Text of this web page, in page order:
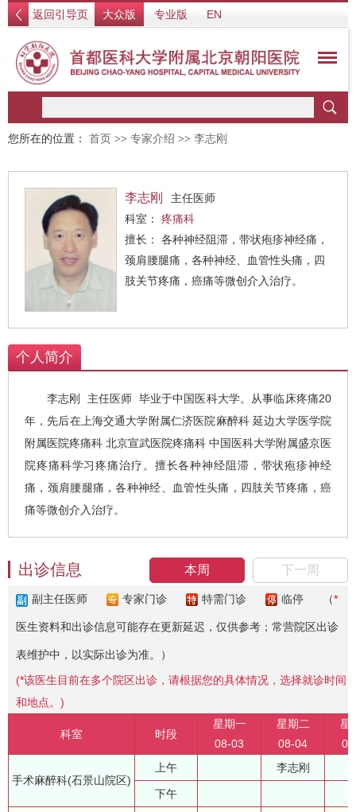
返回引导页 大众版 专业版 EN
您所在的位置： 首页 >> 专家介绍 >> 李志刚
李志刚
主任医师
科室： 疼痛科
擅长： 各种神经阻滞，带状疱疹神经痛，
颈肩腰腿痛，各种神经、血管性头痛，四
肢关节疼痛，癌痛等微创介入治疗。
个人简介
李志刚 主任医师 毕业于中国医科大学。从事临床疼痛20
年，先后在上海交通大学附属仁济医院麻醉科 延边大学医学院
附属医院疼痛科 北京宣武医院疼痛科 中国医科大学附属盛京医
院疼痛科学习疼痛治疗。擅长各种神经阻滞，带状疱疹神经
痛，颈肩腰腿痛，各种神经、血管性头痛，四肢关节疼痛，癌
痛等微创介入治疗。
本周 下一周
出诊信息
副主任医师 专家门诊 特需门诊 临停 （*
医生资料和出诊信息可能存在更新延迟，仅供参考；常营院区出诊
表维护中，以实际出诊为准。）
(*该医生目前在多个院区出诊，请根据您的具体情况，选择就诊时间
和地点。)
科室 时段
星期一
08-03
星期二
08-04
星
手术麻醉科(石景山院区)
上午 李志刚
下午